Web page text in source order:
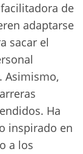
de
adaptarse
sacar el
Asimismo,
Ha
inspirado en
a los